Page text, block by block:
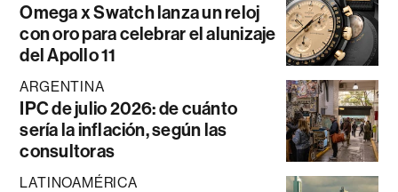
Omega x Swatch lanza un reloj
con oro para celebrar el alunizaje
del Apollo 11
ARGENTINA
IPC de julio 2026: de cuánto
sería la inflación, según las
consultoras
LATINOAMÉRICA